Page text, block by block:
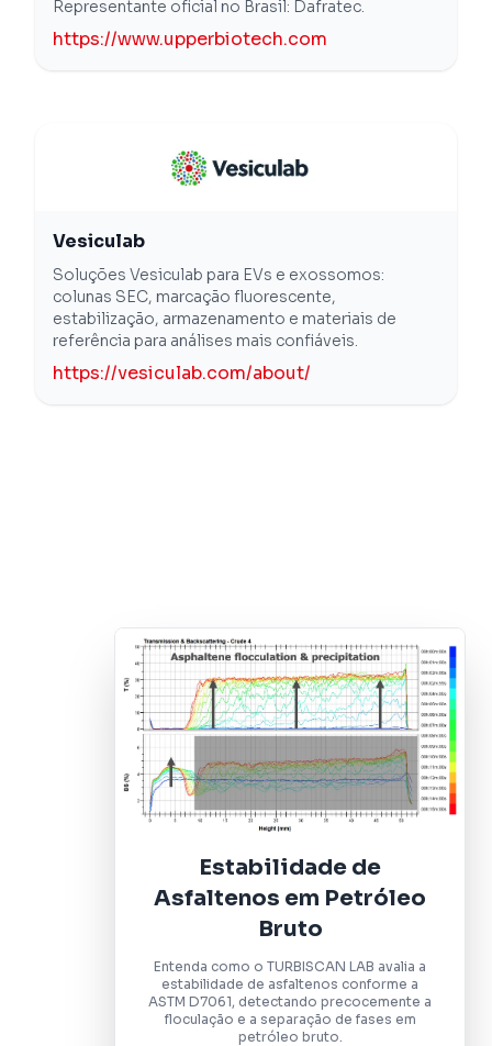
Estabilidade de
Asfaltenos em Petróleo
Bruto
Entenda como o TURBISCAN LAB avalia a
estabilidade de asfaltenos conforme a
ASTM D7061, detectando precocemente a
floculação e a separação de fases em
petróleo bruto.
Representante oficial no Brasil: Dafratec.
https://www.upperbiotech.com
Vesiculab
Soluções Vesiculab para EVs e exossomos:
colunas SEC, marcação fluorescente,
estabilização, armazenamento e materiais de
referência para análises mais confiáveis.
https://vesiculab.com/about/